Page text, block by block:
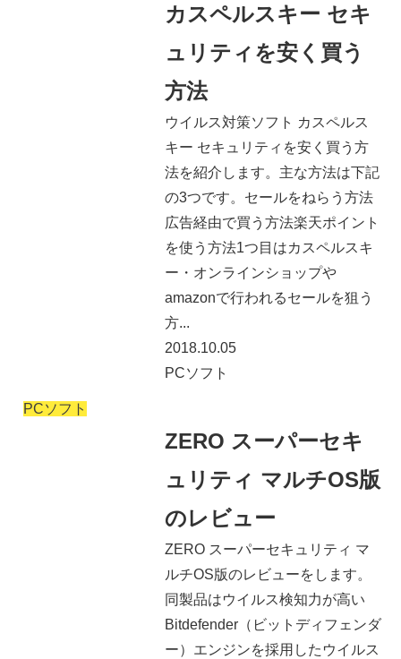
カスペルスキー セキ
ュリティを安く買う
方法
ウイルス対策ソフト カスペルス
キー セキュリティを安く買う方
法を紹介します。主な方法は下記
の3つです。セールをねらう方法
広告経由で買う方法楽天ポイント
を使う方法1つ目はカスペルスキ
ー・オンラインショップや
amazonで行われるセールを狙う
方...
2018.10.05
PCソフト
PCソフト
ZERO スーパーセキ
ュリティ マルチOS版
のレビュー
ZERO スーパーセキュリティ マ
ルチOS版のレビューをします。
同製品はウイルス検知力が高い
Bitdefender（ビットディフェンダ
ー）エンジンを採用したウイルス